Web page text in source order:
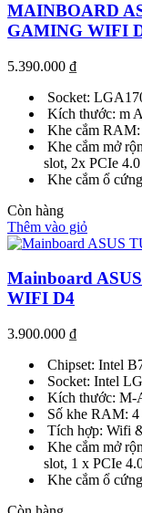
MAINBOARD
GAMING WIFI
5.390.000 ₫
Socket:
Kích thước: m
Khe cắm
Khe cắm mở
slot, 2x PCIe
Khe cắm ổ
Còn hàng
Thêm vào giỏ
Mainboard
WIFI D4
3.900.000 ₫
Chipset: Intel
Socket: Intel
Kích thước: M-
Số khe RAM:
Tích hợp: Wifi
Khe cắm mở
slot, 1 x PCIe
Khe cắm ổ